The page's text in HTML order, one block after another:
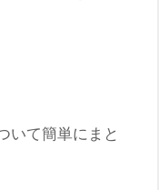
いて簡単にまと